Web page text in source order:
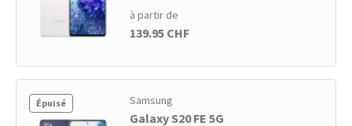
à partir de
139.95 CHF
Épuisé Samsung
Galaxy S20 FE 5G